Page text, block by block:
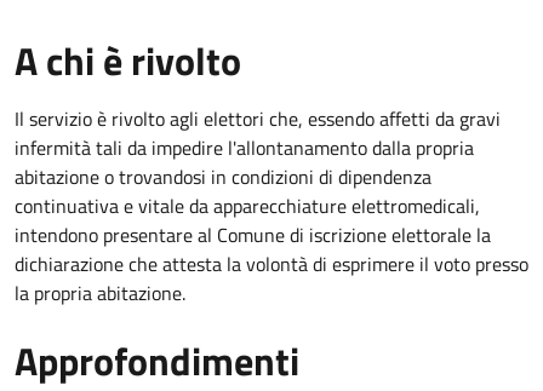
A chi è rivolto
Il servizio è rivolto agli elettori che, essendo affetti da gravi
infermità tali da impedire l'allontanamento dalla propria
abitazione o trovandosi in condizioni di dipendenza
continuativa e vitale da apparecchiature elettromedicali,
intendono presentare al Comune di iscrizione elettorale la
dichiarazione che attesta la volontà di esprimere il voto presso
la propria abitazione.
Approfondimenti